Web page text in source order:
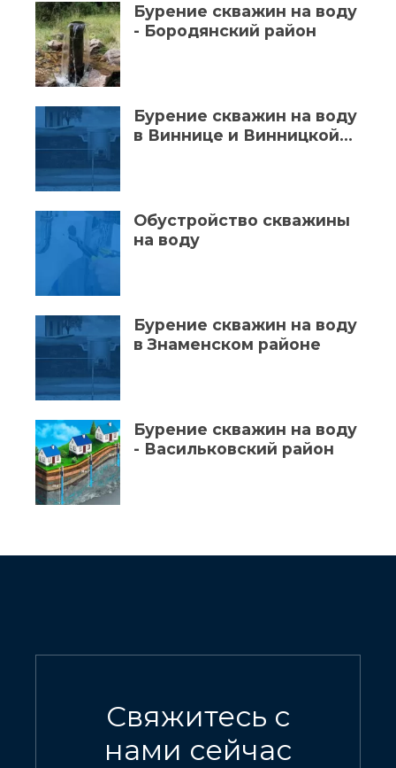
Бурение скважин на воду
- Бородянский район
Бурение скважин на воду
в Виннице и Винницкой
Обустройство скважины
на воду
Бурение скважин на воду
в Знаменском районе
Бурение скважин на воду
- Васильковский район
Свяжитесь с
нами сейчас